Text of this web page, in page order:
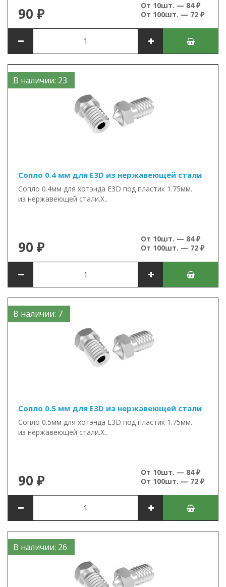
90 ₽
От 10шт. — 84 ₽
От 100шт. — 72 ₽
В наличии: 23
Сопло 0.4 мм для E3D из нержавеющей стали
Сопло 0.4мм для хотэнда E3D под пластик 1.75мм.
из нержавеющей стали.Х..
90 ₽
От 10шт. — 84 ₽
От 100шт. — 72 ₽
В наличии: 7
Сопло 0.5 мм для E3D из нержавеющей стали
Сопло 0.5мм для хотэнда E3D под пластик 1.75мм.
из нержавеющей стали.Х..
90 ₽
От 10шт. — 84 ₽
От 100шт. — 72 ₽
В наличии: 26